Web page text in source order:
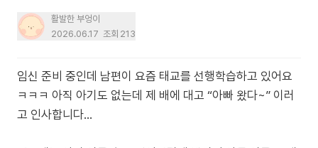
활발한 부엉이
2026.06.17 조회 213
임신 준비 중인데 남편이 요즘 태교를 선행학습하고 있어요
ㅋㅋㅋ 아직 아기도 없는데 제 배에 대고 “아빠 왔다~” 이러
고 인사합니다…